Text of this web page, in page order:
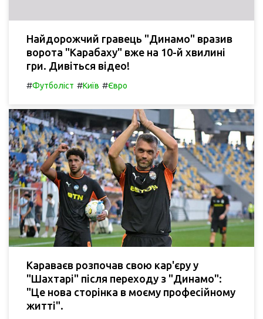
Найдорожчий гравець "Динамо" вразив
ворота "Карабаху" вже на 10-й хвилині
гри. Дивіться відео!
#Футболіст #Київ #Євро
Караваєв розпочав свою кар'єру у
"Шахтарі" після переходу з "Динамо":
"Це нова сторінка в моєму професійному
житті".